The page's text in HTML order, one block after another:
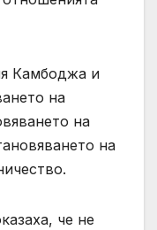
Камбоджа и
на
на
на
че не